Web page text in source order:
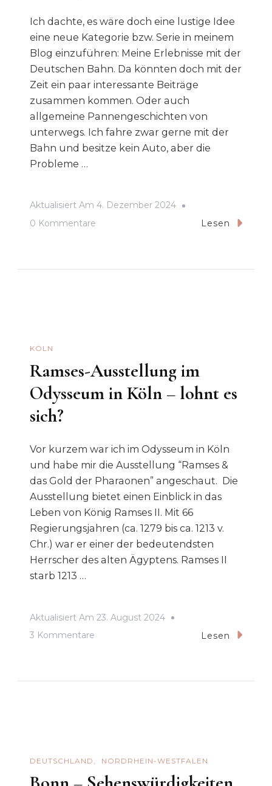
Ich dachte, es wäre doch eine lustige Idee
eine neue Kategorie bzw. Serie in meinem
Blog einzuführen: Meine Erlebnisse mit der
Deutschen Bahn. Da könnten doch mit der
Zeit ein paar interessante Beiträge
zusammen kommen. Oder auch
allgemeine Pannengeschichten von
unterwegs. Ich fahre zwar gerne mit der
Bahn und besitze kein Auto, aber die
Probleme …
Aktualisiert Am 4. Dezember 2024
0 Kommentare
(und
Lauter
Lesen
KÖLN
Ramses-Ausstellung im
Odysseum in Köln – lohnt es
sich?
Vor kurzem war ich im Odysseum in Köln
und habe mir die Ausstellung “Ramses &
das Gold der Pharaonen” angeschaut. Die
Ausstellung bietet einen Einblick in das
Leben von König Ramses II. Mit 66
Regierungsjahren (ca. 1279 bis ca. 1213 v.
Chr.) war er einer der bedeutendsten
Herrscher des alten Ägyptens. Ramses II
starb 1213 …
Aktualisiert Am 23. August 2024
3 Kommentare
Lohnt
Lesen
DEUTSCHLAND NORDRHEIN-WESTFALEN